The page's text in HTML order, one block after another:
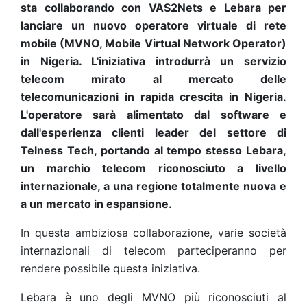
sta collaborando con VAS2Nets e Lebara per
lanciare un nuovo operatore virtuale di rete
mobile (MVNO, Mobile Virtual Network Operator)
in Nigeria. L'iniziativa introdurrà un servizio
telecom mirato al mercato delle
telecomunicazioni in rapida crescita in Nigeria.
L'operatore sarà alimentato dal software e
dall'esperienza clienti leader del settore di
Telness Tech, portando al tempo stesso Lebara,
un marchio telecom riconosciuto a livello
internazionale, a una regione totalmente nuova e
a un mercato in espansione.
In questa ambiziosa collaborazione, varie società
internazionali di telecom parteciperanno per
rendere possibile questa iniziativa.
Lebara è uno degli MVNO più riconosciuti al